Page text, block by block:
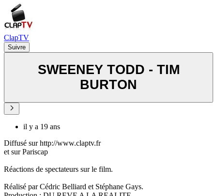
ClapTV
Suivre
SWEENEY TODD - TIM
BURTON
il y a 19 ans
Diffusé sur http://www.claptv.fr
et sur Pariscap
Réactions de spectateurs sur le film.
Réalisé par Cédric Belliard et Stéphane Gays.